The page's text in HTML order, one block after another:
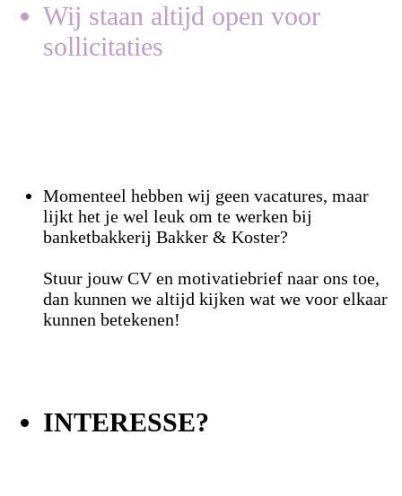
Wij staan altijd open voor
sollicitaties
Momenteel hebben wij geen vacatures, maar
lijkt het je wel leuk om te werken bij
banketbakkerij Bakker & Koster?
Stuur jouw CV en motivatiebrief naar ons toe,
dan kunnen we altijd kijken wat we voor elkaar
kunnen betekenen!
INTERESSE?